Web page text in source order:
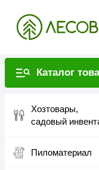
Каталог
Хозтовары,
садовый
Пиломатериал